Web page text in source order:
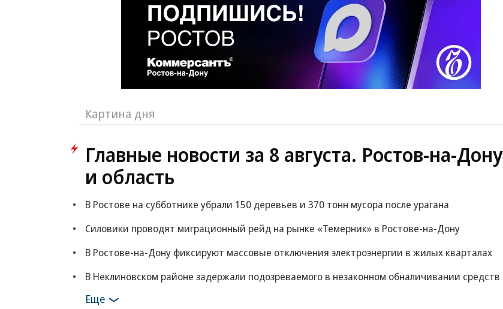
Картина дня
Главные новости за 8 августа. Ростов-на-Дону
и область
В Ростове на субботнике убрали 150 деревьев и 370 тонн мусора после урагана
Силовики проводят миграционный рейд на рынке «Темерник» в Ростове-на-Дону
В Ростове-на-Дону фиксируют массовые отключения электроэнергии в жилых кварталах
В Неклиновском районе задержали подозреваемого в незаконном обналичивании средств
Еще